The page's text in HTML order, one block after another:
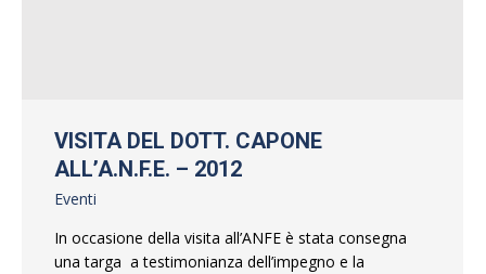
VISITA DEL DOTT. CAPONE
ALL’A.N.F.E. – 2012
Eventi
In occasione della visita all’ANFE è stata consegna
una targa a testimonianza dell’impegno e la